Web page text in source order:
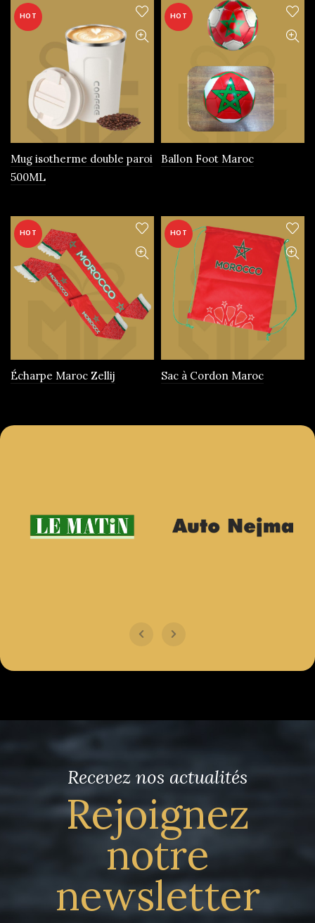
plusieurs
variations.
peuvent
choisies
page
du
HOT
Mug isotherme double paroi
500ML
HOT
Ballon Foot Maroc
HOT
Écharpe Maroc Zellij
HOT
Sac à Cordon Maroc
Recevez nos actualités
Rejoignez
notre
newsletter